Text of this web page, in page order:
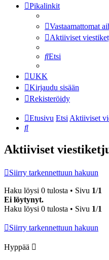
Pikalinkit
Vastaamattomat
Aktiiviset
Etsi
UKK
Kirjaudu sisään
Rekisteröidy
Etusivu EtsiAktiiviset
Etsi
Aktiiviset
Siirry tarkennettuun hakuun
Haku löysi 0 tulosta • Sivu 1/1
Ei löytynyt.
Haku löysi 0 tulosta • Sivu 1/1
Siirry tarkennettuun hakuun
Hyppää